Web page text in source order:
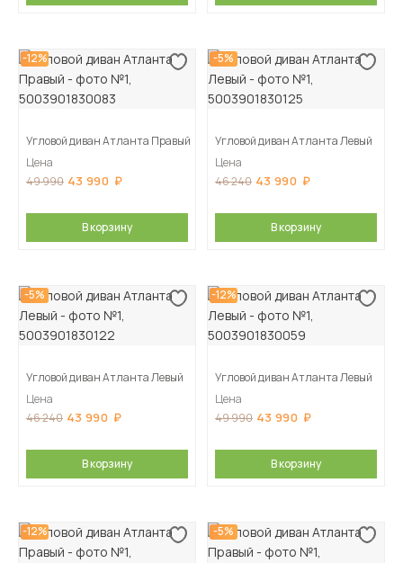
-12%
Угловой диван Атланта Правый
Цена
49 990 43 990
В корзину
-5%
Угловой диван Атланта Левый
Цена
46 240 43 990
В корзину
-5%
Угловой диван Атланта Левый
Цена
46 240 43 990
В корзину
-12%
Угловой диван Атланта Левый
Цена
49 990 43 990
В корзину
-12% -5%